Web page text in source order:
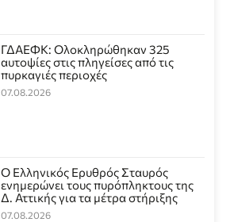
ΓΔΑΕΦΚ: Ολοκληρώθηκαν 325
αυτοψίες στις πληγείσες από τις
πυρκαγιές περιοχές
07.08.2026
Ο Ελληνικός Ερυθρός Σταυρός
ενημερώνει τους πυρόπληκτους της
Δ. Αττικής για τα μέτρα στήριξης
07.08.2026